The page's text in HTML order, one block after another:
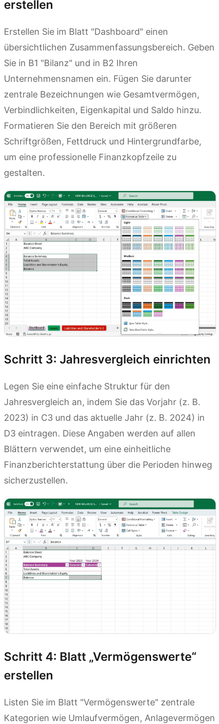
erstellen
Erstellen Sie im Blatt "Dashboard" einen
übersichtlichen Zusammenfassungsbereich. Geben
Sie in B1 "Bilanz" und in B2 Ihren
Unternehmensnamen ein. Fügen Sie darunter
zentrale Bezeichnungen wie Gesamtvermögen,
Verbindlichkeiten, Eigenkapital und Saldo hinzu.
Formatieren Sie den Bereich mit größeren
Schriftgrößen, Fettdruck und Hintergrundfarbe,
um eine professionelle Finanzkopfzeile zu
gestalten.
Schritt 3: Jahresvergleich einrichten
Legen Sie eine einfache Struktur für den
Jahresvergleich an, indem Sie das Vorjahr (z. B.
2023) in C3 und das aktuelle Jahr (z. B. 2024) in
D3 eintragen. Diese Angaben werden auf allen
Blättern verwendet, um eine einheitliche
Finanzberichterstattung über die Perioden hinweg
sicherzustellen.
Schritt 4: Blatt „Vermögenswerte“
erstellen
Listen Sie im Blatt "Vermögenswerte" zentrale
Kategorien wie Umlaufvermögen, Anlagevermögen